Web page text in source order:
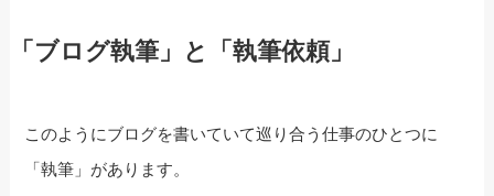
「ブログ執筆」と「執筆依頼」
このようにブログを書いていて巡り合う仕事のひとつに
「執筆」があります。